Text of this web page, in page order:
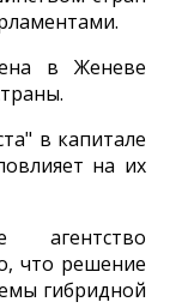
в Женеве
в капитале
на их
агентство
что решение
гибридной